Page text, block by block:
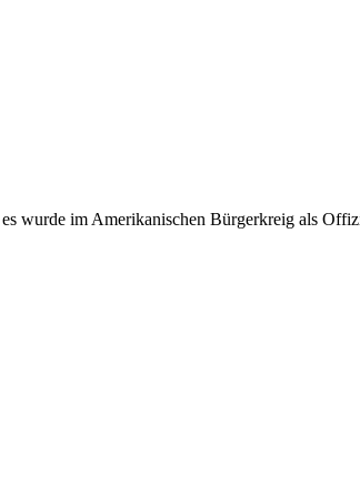
wurde im Amerikanischen Bürgerkreig als